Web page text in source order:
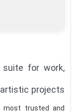
for work,
projects.
trusted and